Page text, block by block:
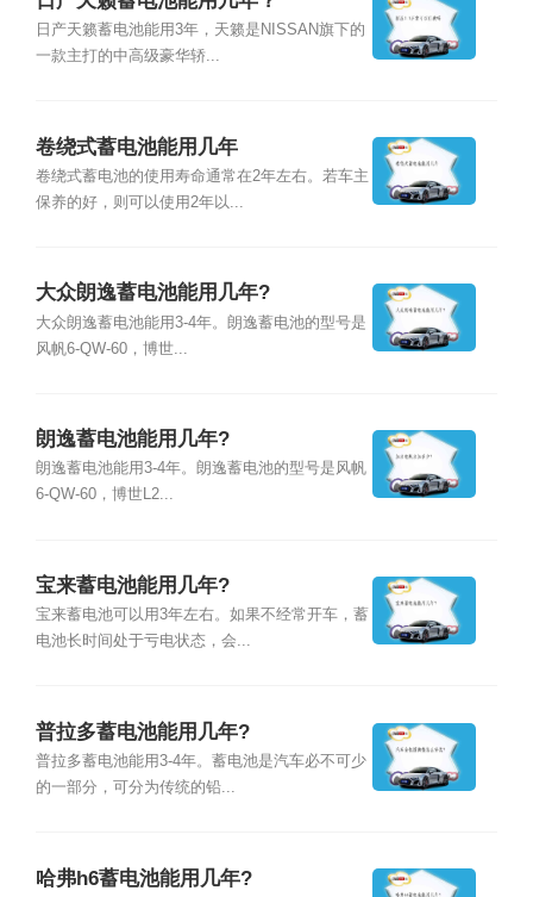
日产天籁蓄电池能用3年，天籁是NISSAN旗下的
一款主打的中高级豪华轿...
卷绕式蓄电池能用几年
卷绕式蓄电池的使用寿命通常在2年左右。若车主
保养的好，则可以使用2年以...
大众朗逸蓄电池能用几年?
大众朗逸蓄电池能用3-4年。朗逸蓄电池的型号是
风帆6-QW-60，博世...
朗逸蓄电池能用几年?
朗逸蓄电池能用3-4年。朗逸蓄电池的型号是风帆
6-QW-60，博世L2...
宝来蓄电池能用几年?
宝来蓄电池可以用3年左右。如果不经常开车，蓄
电池长时间处于亏电状态，会...
普拉多蓄电池能用几年?
普拉多蓄电池能用3-4年。蓄电池是汽车必不可少
的一部分，可分为传统的铅...
哈弗h6蓄电池能用几年?